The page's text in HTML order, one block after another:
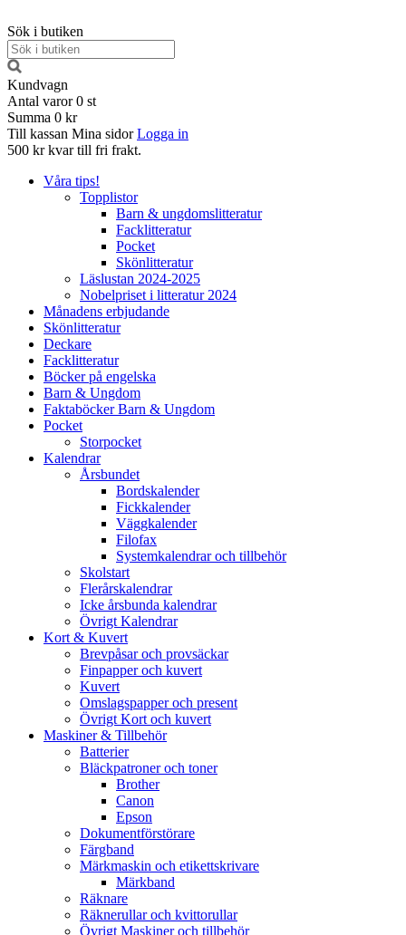
Sök i butiken
Kundvagn
Antal varor 0 st
Summa 0 kr
Till kassan Mina sidor Logga in
500 kr kvar till fri frakt.
Våra tips!
Topplistor
Barn & ungdomslitteratur
Facklitteratur
Pocket
Skönlitteratur
Läslustan 2024-2025
Nobelpriset i litteratur 2024
Månadens erbjudande
Skönlitteratur
Deckare
Facklitteratur
Böcker på engelska
Barn & Ungdom
Faktaböcker Barn & Ungdom
Pocket
Storpocket
Kalendrar
Årsbundet
Bordskalender
Fickkalender
Väggkalender
Filofax
Systemkalendrar och tillbehör
Skolstart
Flerårskalendrar
Icke årsbunda kalendrar
Övrigt Kalendrar
Kort & Kuvert
Brevpåsar och provsäckar
Finpapper och kuvert
Kuvert
Omslagspapper och present
Övrigt Kort och kuvert
Maskiner & Tillbehör
Batterier
Bläckpatroner och toner
Brother
Canon
Epson
Dokumentförstörare
Färgband
Märkmaskin och etikettskrivare
Märkband
Räknare
Räknerullar och kvittorullar
Övrigt Maskiner och tillbehör